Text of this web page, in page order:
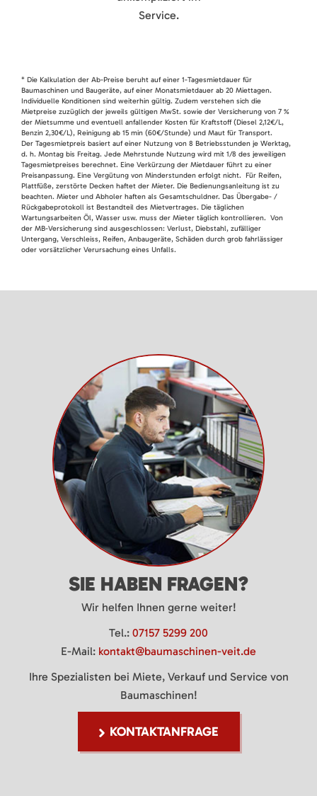
Service.
* Die Kalkulation der Ab-Preise beruht auf einer 1-Tagesmietdauer für
Baumaschinen und Baugeräte, auf einer Monatsmietdauer ab 20 Miettagen.
Individuelle Konditionen sind weiterhin gültig. Zudem verstehen sich die
Mietpreise zuzüglich der jeweils gültigen MwSt. sowie der Versicherung von 7 %
der Mietsumme und eventuell anfallender Kosten für Kraftstoff (Diesel 2,12€/L,
Benzin 2,30€/L), Reinigung ab 15 min (60€/Stunde) und Maut für Transport.
Der Tagesmietpreis basiert auf einer Nutzung von 8 Betriebsstunden je Werktag,
d. h. Montag bis Freitag. Jede Mehrstunde Nutzung wird mit 1/8 des jeweiligen
Tagesmietpreises berechnet. Eine Verkürzung der Mietdauer führt zu einer
Preisanpassung. Eine Vergütung von Minderstunden erfolgt nicht. Für Reifen,
Plattfüße, zerstörte Decken haftet der Mieter. Die Bedienungsanleitung ist zu
beachten. Mieter und Abholer haften als Gesamtschuldner. Das Übergabe- /
Rückgabeprotokoll ist Bestandteil des Mietvertrages. Die täglichen
Wartungsarbeiten Öl, Wasser usw. muss der Mieter täglich kontrollieren. Von
der MB-Versicherung sind ausgeschlossen: Verlust, Diebstahl, zufälliger
Untergang, Verschleiss, Reifen, Anbaugeräte, Schäden durch grob fahrlässiger
oder vorsätzlicher Verursachung eines Unfalls.
SIE HABEN FRAGEN?
Wir helfen Ihnen gerne weiter!
Tel.: 07157 5299 200
E-Mail: kontakt@baumaschinen-veit.de
Ihre Spezialisten bei Miete, Verkauf und Service von
Baumaschinen!
KONTAKTANFRAGE